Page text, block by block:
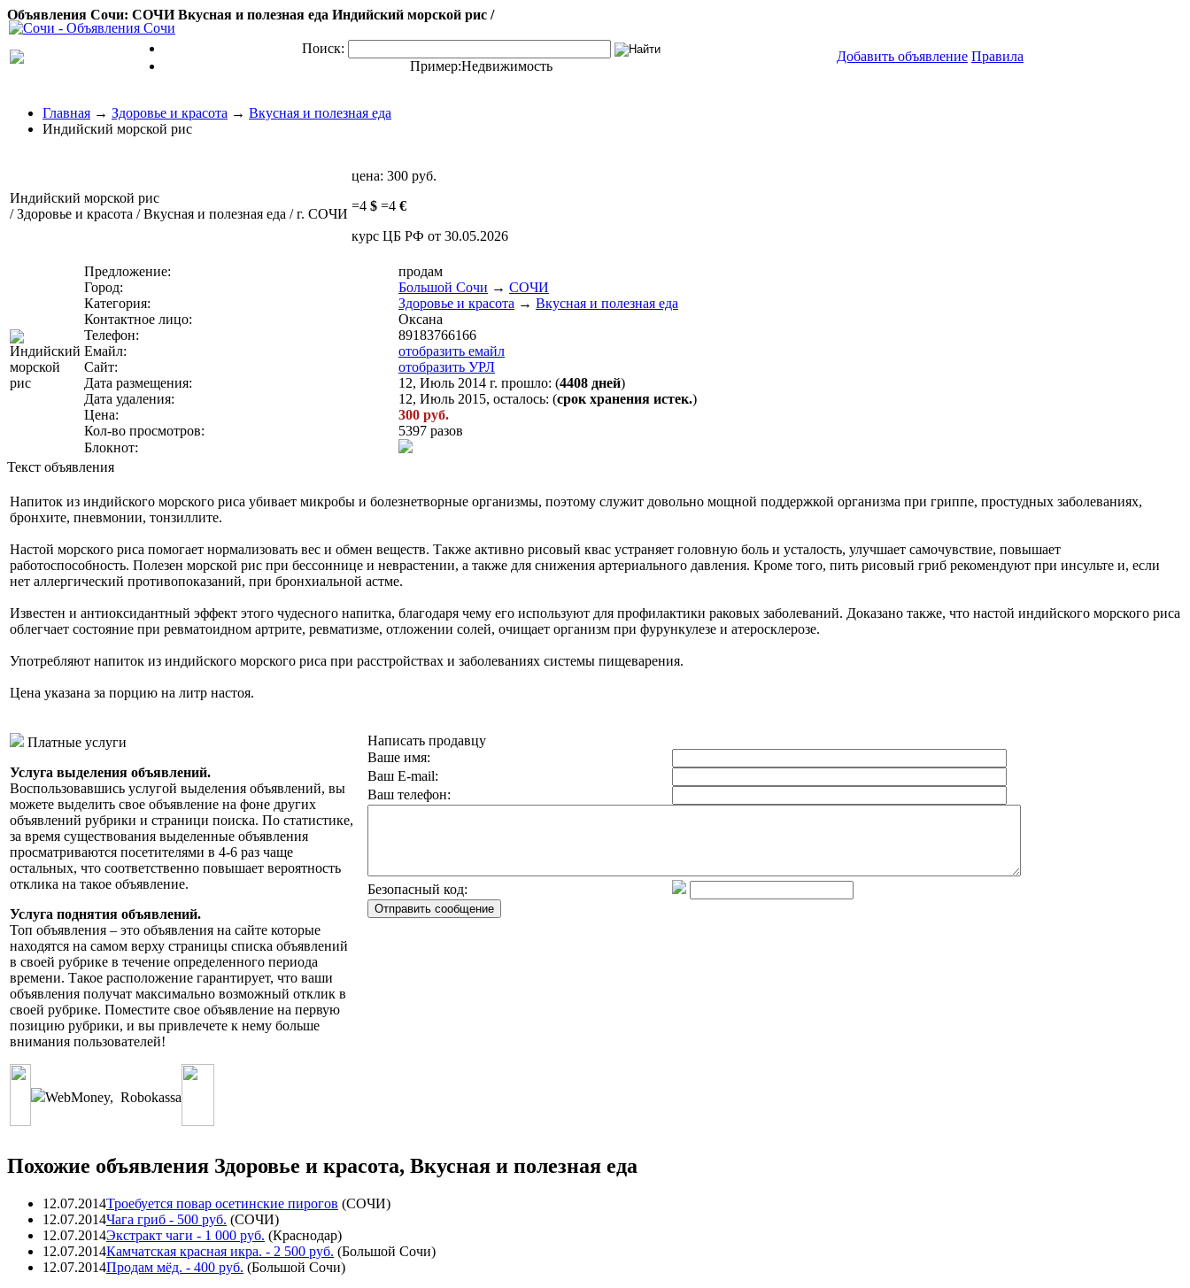
Объявления Сочи: СОЧИ Вкусная и полезная еда Индийский морской рис /
Поиск:
Пример:Недвижимость
Добавить объявление Правила
Главная → Здоровье и красота → Вкусная и полезная еда
Индийский морской рис
Индийский морской рис
/ Здоровье и красота / Вкусная и полезная еда / г. СОЧИ
цена: 300 руб.
=4 $ =4 €
курс ЦБ РФ от 30.05.2026
Предложение:
продам
Город:
Большой Сочи → СОЧИ
Категория:
Здоровье и красота → Вкусная и полезная еда
Контактное лицо:
Оксана
Телефон:
89183766166
Емайл:
отобразить емайл
Сайт:
отобразить УРЛ
Дата размещения:
12, Июль 2014 г. прошло: (4408 дней)
Дата удаления:
12, Июль 2015, осталось: (срок хранения истек.)
Цена:
300 руб.
Кол-во просмотров:
5397 разов
Блокнот:
Текст объявления
Напиток из индийского морского риса убивает микробы и болезнетворные организмы, поэтому служит довольно мощной поддержкой организма при гриппе, простудных заболеваниях,
бронхите, пневмонии, тонзиллите.
Настой морского риса помогает нормализовать вес и обмен веществ. Также активно рисовый квас устраняет головную боль и усталость, улучшает самочувствие, повышает
работоспособность. Полезен морской рис при бессоннице и неврастении, а также для снижения артериального давления. Кроме того, пить рисовый гриб рекомендуют при инсульте и, если
нет аллергический противопоказаний, при бронхиальной астме.
Известен и антиоксидантный эффект этого чудесного напитка, благодаря чему его используют для профилактики раковых заболеваний. Доказано также, что настой индийского морского риса
облегчает состояние при ревматоидном артрите, ревматизме, отложении солей, очищает организм при фурункулезе и атеросклерозе.
Употребляют напиток из индийского морского риса при расстройствах и заболеваниях системы пищеварения.
Цена указана за порцию на литр настоя.
Платные услуги
Услуга выделения объявлений.
Воспользовавшись услугой выделения объявлений, вы
можете выделить свое объявление на фоне других
объявлений рубрики и страници поиска. По статистике,
за время существования выделенные объявления
просматриваются посетителями в 4-6 раз чаще
остальных, что соответственно повышает вероятность
отклика на такое объявление.
Услуга поднятия объявлений.
Топ объявления – это объявления на сайте которые
находятся на самом верху страницы списка объявлений
в своей рубрике в течение определенного периода
времени. Такое расположение гарантирует, что ваши
объявления получат максимально возможный отклик в
своей рубрике. Поместите свое объявление на первую
позицию рубрики, и вы привлечете к нему больше
внимания пользователей!
WebMoney, Robokassa
Написать продавцу
Ваше имя:
Ваш E-mail:
Ваш телефон:
Безопасный код:
Похожие объявления Здоровье и красота, Вкусная и полезная еда
12.07.2014Троебуется повар осетинские пирогов (СОЧИ)
12.07.2014Чага гриб - 500 руб. (СОЧИ)
12.07.2014Экстракт чаги - 1 000 руб. (Краснодар)
12.07.2014Камчатская красная икра. - 2 500 руб. (Большой Сочи)
12.07.2014Продам мёд. - 400 руб. (Большой Сочи)